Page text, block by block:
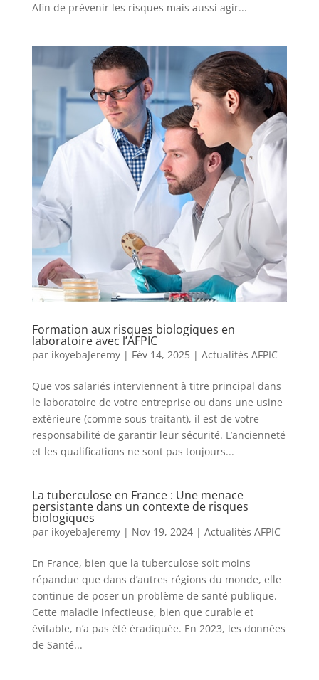
Afin de prévenir les risques mais aussi agir...
Formation aux risques biologiques en
laboratoire avec l’AFPIC
par ikoyebaJeremy| Fév 14, 2025| Actualités AFPIC
Que vos salariés interviennent à titre principal dans
le laboratoire de votre entreprise ou dans une usine
extérieure (comme sous-traitant), il est de votre
responsabilité de garantir leur sécurité. L’ancienneté
et les qualifications ne sont pas toujours...
La tuberculose en France : Une menace
persistante dans un contexte de risques
biologiques
par ikoyebaJeremy| Nov 19, 2024| Actualités AFPIC
En France, bien que la tuberculose soit moins
répandue que dans d’autres régions du monde, elle
continue de poser un problème de santé publique.
Cette maladie infectieuse, bien que curable et
évitable, n’a pas été éradiquée. En 2023, les données
de Santé...